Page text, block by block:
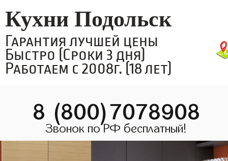
Кухни Подольск
Гарантия лучшей цены
Быстро (Сроки 3 дня)
Работаем с 2008г. (18 лет)
8 (800)7078908
Звонок по РФ бесплатный!